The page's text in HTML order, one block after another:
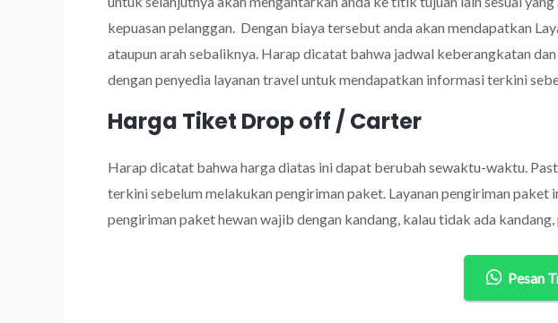
kepuasan pelanggan. Dengan biaya tersebut anda akan mendapatkan
ataupun arah sebaliknya. Harap dicatat bahwa jadwal keberangkatan
dengan penyedia layanan travel untuk mendapatkan informasi terkini
Harga Tiket Drop off / Carter
Harap dicatat bahwa harga diatas ini dapat berubah sewaktu-waktu.
terkini sebelum melakukan pengiriman paket. Layanan pengiriman
pengiriman paket hewan wajib dengan kandang, kalau tidak ada
Pesan